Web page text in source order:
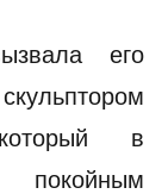
его
в